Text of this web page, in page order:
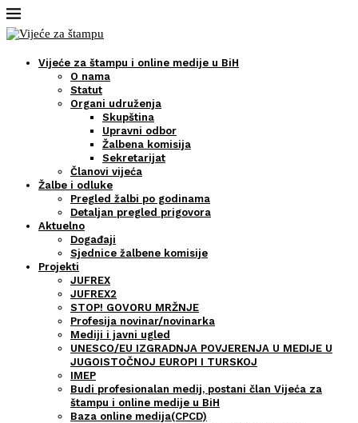
Vijeće za štampu i online medije u BiH
O nama
Statut
Organi udruženja
Skupština
Upravni odbor
Žalbena komisija
Sekretarijat
Članovi vijeća
Žalbe i odluke
Pregled žalbi po godinama
Detaljan pregled prigovora
Aktuelno
Događaji
Sjednice žalbene komisije
Projekti
JUFREX
JUFREX2
STOP! GOVORU MRŽNJE
Profesija novinar/novinarka
Mediji i javni ugled
UNESCO/EU IZGRADNJA POVJERENJA U MEDIJE U
JUGOISTOČNOJ EUROPI I TURSKOJ
IMEP
Budi profesionalan medij, postani član Vijeća za
štampu i online medije u BiH
Baza online medija(CPCD)